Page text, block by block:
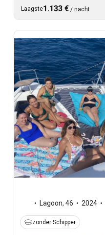
Laagste1.133 € / nacht
Lagoon, 46 2024
zonder Schipper